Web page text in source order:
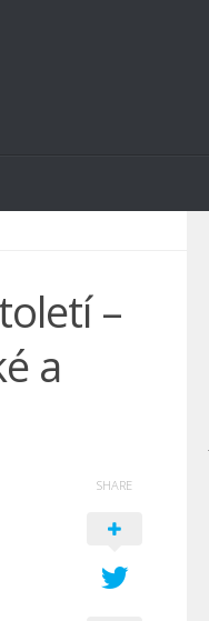
–
a
SHARE